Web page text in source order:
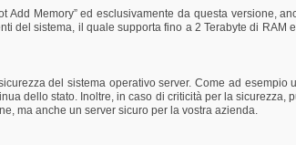
Memory” ed esclusivamente da questa versione,
del sistema, il quale supporta fino a 2 Terabyte di RAM
del sistema operativo server. Come ad
dello stato. Inoltre, in caso di criticità per la sicurezza,
ma anche un server sicuro per la vostra azienda.